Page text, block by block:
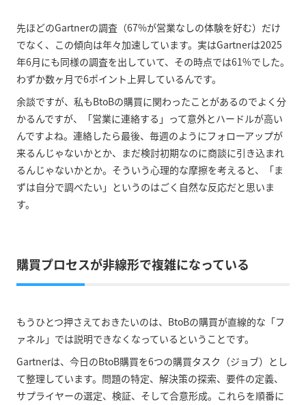
先ほどのGartnerの調査（67%が営業なしの体験を好む）だけ
でなく、この傾向は年々加速しています。実はGartnerは2025
年6月にも同様の調査を出していて、その時点では61%でした。
わずか数ヶ月で6ポイント上昇しているんです。
余談ですが、私もBtoBの購買に関わったことがあるのでよく分
かるんですが、「営業に連絡する」って意外とハードルが高い
んですよね。連絡したら最後、毎週のようにフォローアップが
来るんじゃないかとか、まだ検討初期なのに商談に引き込まれ
るんじゃないかとか。そういう心理的な摩擦を考えると、「ま
ずは自分で調べたい」というのはごく自然な反応だと思いま
す。
購買プロセスが非線形で複雑になっている
もうひとつ押さえておきたいのは、BtoBの購買が直線的な「フ
ァネル」では説明できなくなっているということです。
Gartnerは、今日のBtoB購買を6つの購買タスク（ジョブ）とし
て整理しています。問題の特定、解決策の探索、要件の定義、
サプライヤーの選定、検証、そして合意形成。これらを順番に